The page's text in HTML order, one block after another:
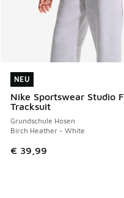
NEU
Nike Sportswear Studio
Tracksuit
Grundschule Hosen
Birch Heather - White
€ 39,99
NEU